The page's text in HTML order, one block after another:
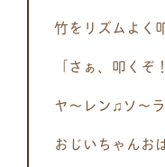
竹をリズムよく
「さぁ、叩くぞ
ヤ～レン♫ソ～
おじいちゃんお